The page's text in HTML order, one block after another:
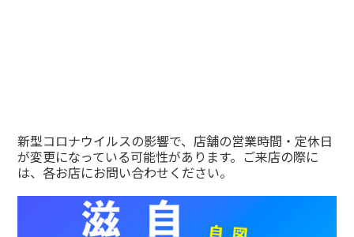
新型コロナウイルスの影響で、店舗の営業時間・定休日
が変更になっている可能性があります。ご来店の際に
は、各お店にお問い合わせください。